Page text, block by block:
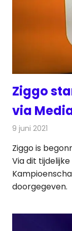
Ziggo
via
9 juni 2021
Ziggo is
Via dit
doorgegeven.